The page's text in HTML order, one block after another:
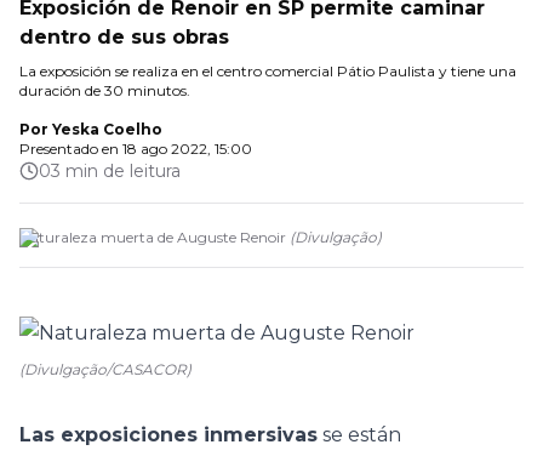
Exposición de Renoir en SP permite caminar
dentro de sus obras
La exposición se realiza en el centro comercial Pátio Paulista y tiene una
duración de 30 minutos.
Por Yeska Coelho
Presentado en 18 ago 2022, 15:00
03 min de leitura
Naturaleza muerta de Auguste Renoir (Divulgação)
(Divulgação/CASACOR)
Las exposiciones inmersivas se están